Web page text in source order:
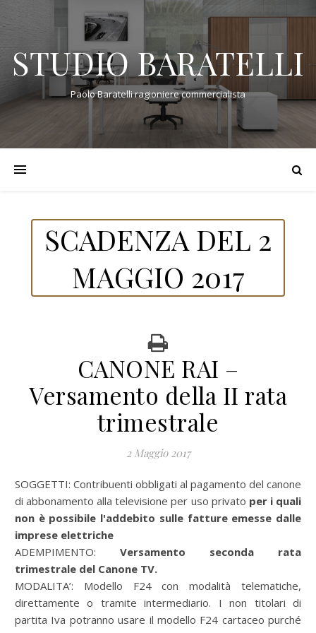
STUDIO BARATELLI
Paolo Baratelli ragioniere commercialista
SCADENZA DEL 2
MAGGIO 2017
CANONE RAI –
Versamento della II rata
trimestrale
2 Maggio 2017
SOGGETTI: Contribuenti obbligati al pagamento del canone
di abbonamento alla televisione per uso privato per i quali
non è possibile l'addebito sulle fatture emesse dalle
imprese elettriche
ADEMPIMENTO: Versamento seconda rata
trimestrale del Canone TV.
MODALITA’: Modello F24 con modalità telematiche,
direttamente o tramite intermediario. I non titolari di
partita Iva potranno usare il modello F24 cartaceo purché